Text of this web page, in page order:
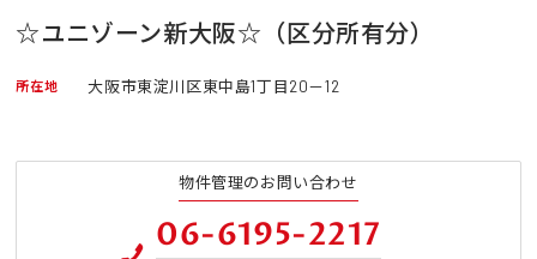
☆ユニゾーン新大阪☆（区分所有分）
所在地 大阪市東淀川区東中島1丁目20－12
物件管理のお問い合わせ
06-6195-2217